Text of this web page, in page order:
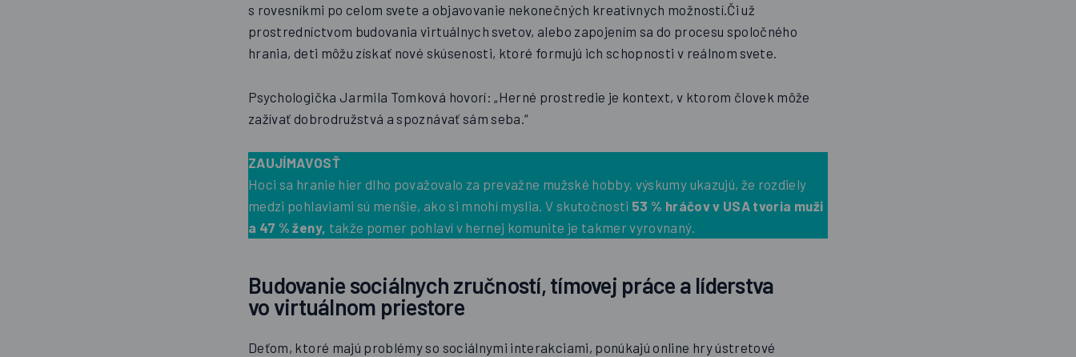
s rovesníkmi po celom svete a objavovanie nekonečných kreatívnych možností.Či už
prostredníctvom budovania virtuálnych svetov, alebo zapojením sa do procesu spoločného
hrania, deti môžu získať nové skúsenosti, ktoré formujú ich schopnosti v reálnom svete.
Psychologička Jarmila Tomková hovorí: „Herné prostredie je kontext, v ktorom človek môže
zažívať dobrodružstvá a spoznávať sám seba.“
ZAUJÍMAVOSŤ
Hoci sa hranie hier dlho považovalo za prevažne mužské hobby, výskumy ukazujú, že rozdiely
medzi pohlaviami sú menšie, ako si mnohí myslia. V skutočnosti 53 % hráčov v USA tvoria muži
a 47 % ženy, takže pomer pohlaví v hernej komunite je takmer vyrovnaný.
Budovanie sociálnych zručností, tímovej práce a líderstva
vo virtuálnom priestore
Deťom, ktoré majú problémy so sociálnymi interakciami, ponúkajú online hry ústretové